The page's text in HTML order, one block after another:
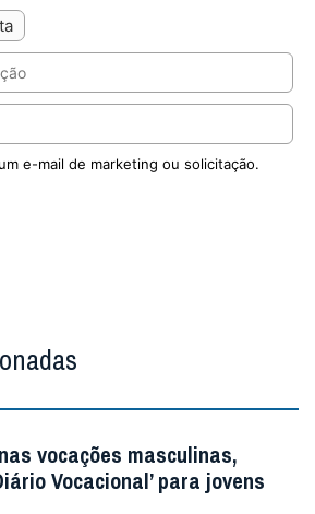
e-mail de marketing ou solicitação.
vocações masculinas,
Vocacional’ para jovens